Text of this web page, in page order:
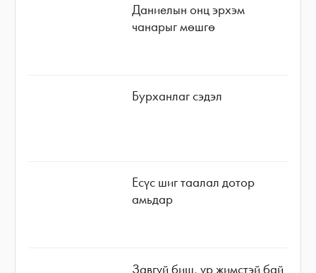
Даниелын онц эрхэм
чанарыг мөшгө
Бурханлаг сэдэл
Есүс шиг таалал дотор
амьдар
Завгүй биш, үр жимстэй бай